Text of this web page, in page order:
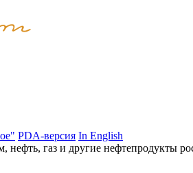
PDA-версия In English
газ и другие нефтепродукты